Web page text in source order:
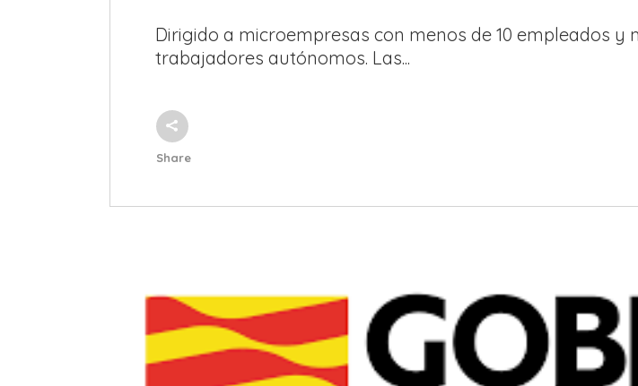
Dirigido a microempresas con menos de 10 empleados
trabajadores autónomos. Las...
Share